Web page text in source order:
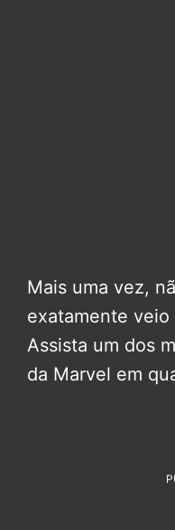
Mais uma vez,
exatamente veio
Assista um dos
da Marvel em